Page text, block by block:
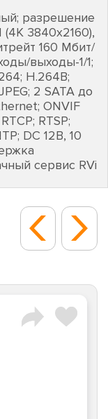
разрешение
3840х2160),
160 Мбит/
выходы-1/1;
H.264B;
2 SATA до
ONVIF
RTSP;
DC 12В, 10
сервис RVi